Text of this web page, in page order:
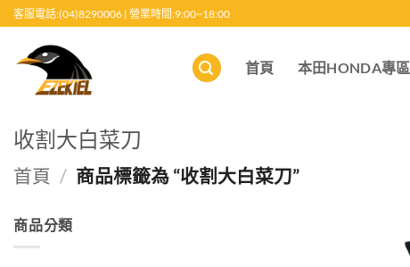
至
客服電話:(04)8290006 | 營業時間:9:00~18:00
首頁 本田HONDA專區
收割大白菜刀
首頁 / 商品標籤為 “收割大白菜刀”
商品分類